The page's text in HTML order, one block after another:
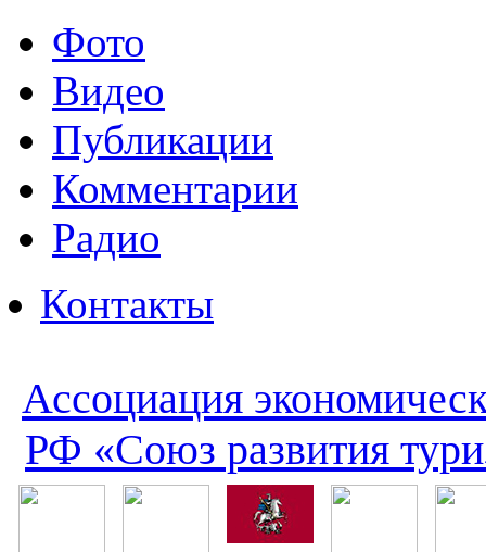
Фото
Видео
Публикации
Комментарии
Радио
Контакты
Ассоциация
РФ «Союз развития